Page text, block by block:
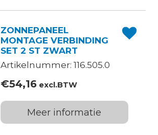
ZONNEPANEEL
MONTAGE VERBINDING
SET 2 ST ZWART
Artikelnummer: 116.505.0
€54,16excl.BTW
Meer informatie